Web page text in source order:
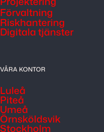
Förvaltning
Riskhantering
Digitala tjänster
VÅRA KONTOR
Luleå
Piteå
Umeå
Örnsköldsvik
Stockholm